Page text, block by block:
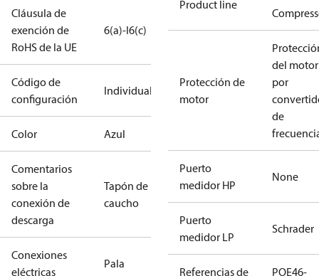
Cláusula de
exención de
RoHS de la UE
6(a)-I6(c)
Código de
configuración
Individual
Color Azul
Comentarios
sobre la
conexión de
descarga
Tapón de
caucho
Conexiones
eléctricas
Pala
Product line
Protección de
motor
del motor
por
de
Puerto
medidor HP
None
Puerto
medidor LP
Schrader
Referencias de
POE46-